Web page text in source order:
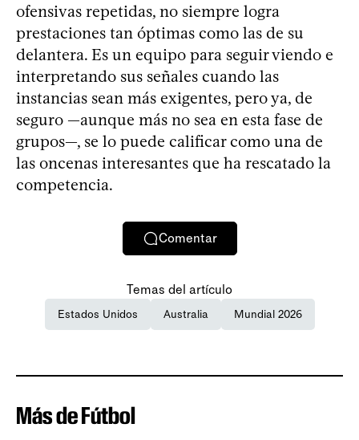
ofensivas repetidas, no siempre logra
prestaciones tan óptimas como las de su
delantera. Es un equipo para seguir viendo e
interpretando sus señales cuando las
instancias sean más exigentes, pero ya, de
seguro —aunque más no sea en esta fase de
grupos—, se lo puede calificar como una de
las oncenas interesantes que ha rescatado la
competencia.
Comentar
Temas del artículo
Estados Unidos Australia Mundial 2026
Más de Fútbol